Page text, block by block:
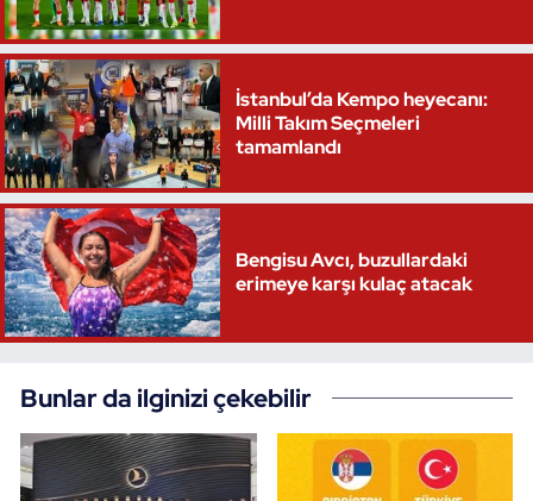
İstanbul’da Kempo heyecanı:
Milli Takım Seçmeleri
tamamlandı
Bengisu Avcı, buzullardaki
erimeye karşı kulaç atacak
Bunlar da ilginizi çekebilir